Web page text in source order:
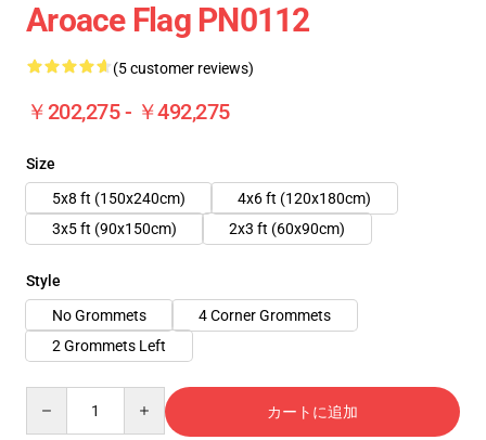
Aroace Flag PN0112
(5 customer reviews)
￥202,275 - ￥492,275
Size
5x8 ft (150x240cm)
4x6 ft (120x180cm)
3x5 ft (90x150cm)
2x3 ft (60x90cm)
Style
No Grommets
4 Corner Grommets
2 Grommets Left
カートに追加